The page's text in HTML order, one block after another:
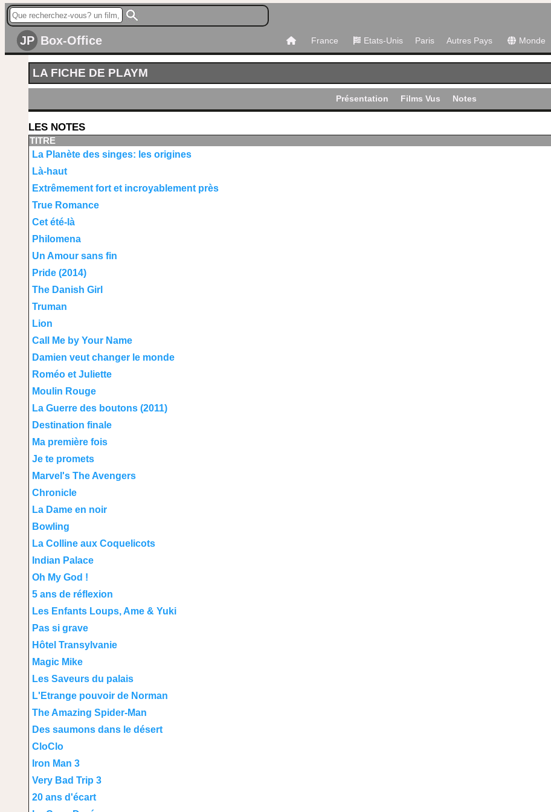
JP Box-Office France Etats-Unis Paris Autres Pays Monde
LA FICHE DE PLAYM
Présentation Films Vus Notes
LES NOTES
TITRE
La Planète des singes: les origines
Là-haut
Extrêmement fort et incroyablement près
True Romance
Cet été-là
Philomena
Un Amour sans fin
Pride (2014)
The Danish Girl
Truman
Lion
Call Me by Your Name
Damien veut changer le monde
Roméo et Juliette
Moulin Rouge
La Guerre des boutons (2011)
Destination finale
Ma première fois
Je te promets
Marvel's The Avengers
Chronicle
La Dame en noir
Bowling
La Colline aux Coquelicots
Indian Palace
Oh My God !
5 ans de réflexion
Les Enfants Loups, Ame & Yuki
Pas si grave
Hôtel Transylvanie
Magic Mike
Les Saveurs du palais
L'Etrange pouvoir de Norman
The Amazing Spider-Man
Des saumons dans le désert
CloClo
Iron Man 3
Very Bad Trip 3
20 ans d'écart